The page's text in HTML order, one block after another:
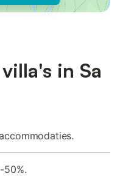
in Sa